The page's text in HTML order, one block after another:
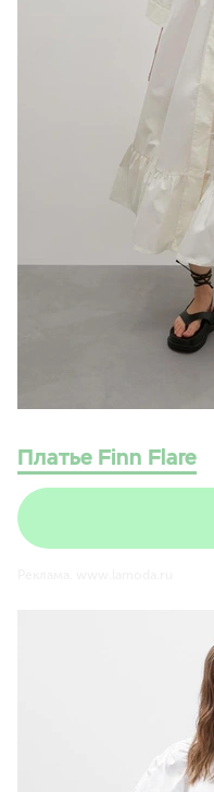
Платье Finn Flare